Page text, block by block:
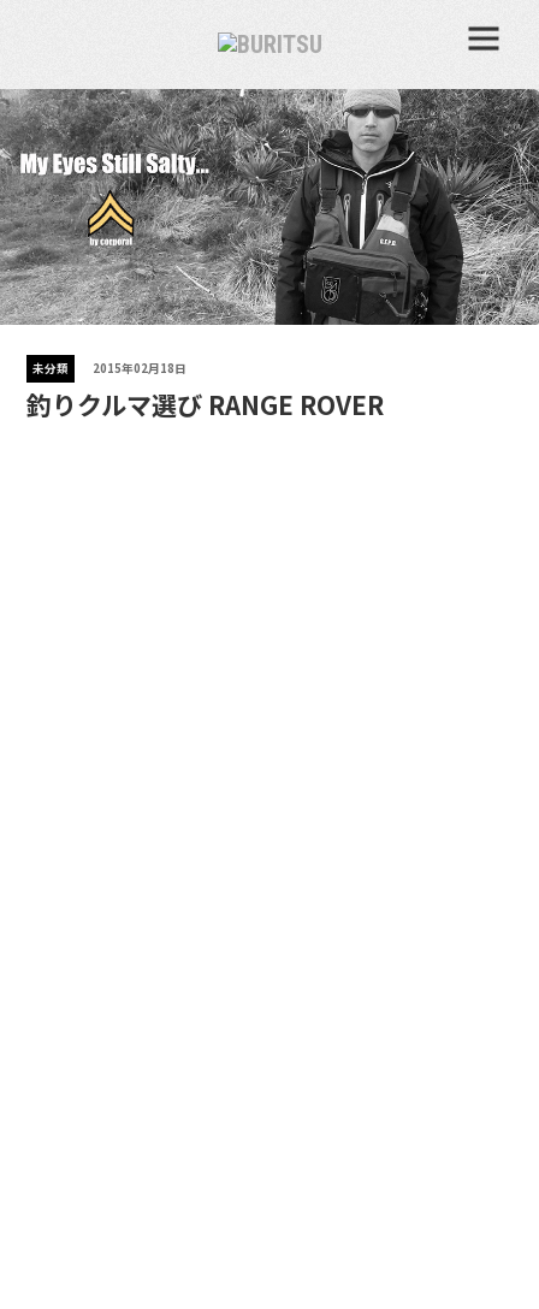
未分類 2015年02月18日
釣りクルマ選び RANGE ROVER